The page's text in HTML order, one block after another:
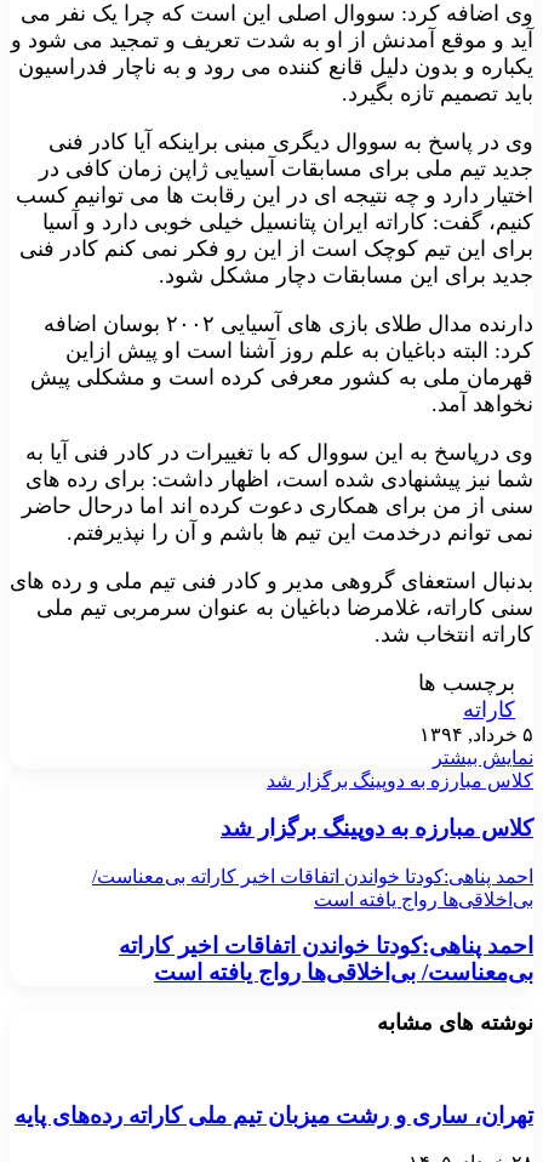
وی اضافه کرد: سووال اصلی این است که چرا یک نفر می
آید و موقع آمدنش از او به شدت تعریف و تمجید می شود و
یکباره و بدون دلیل قانع کننده می رود و به ناچار فدراسیون
باید تصمیم تازه بگیرد.
وی در پاسخ به سووال دیگری مبنی براینکه آیا کادر فنی
جدید تیم ملی برای مسابقات آسیایی ژاپن زمان کافی در
اختیار دارد و چه نتیجه ای در این رقابت ها می توانیم کسب
کنیم، گفت: کاراته ایران پتانسیل خیلی خوبی دارد و آسیا
برای این تیم کوچک است از این رو فکر نمی کنم کادر فنی
جدید برای این مسابقات دچار مشکل شود.
دارنده مدال طلای بازی های آسیایی ۲۰۰۲ بوسان اضافه
کرد: البته دباغیان به علم روز آشنا است او پیش ازاین
قهرمان ملی به کشور معرفی کرده است و مشکلی پیش
نخواهد آمد.
وی درپاسخ به این سووال که با تغییرات در کادر فنی آیا به
شما نیز پیشنهادی شده است، اظهار داشت: برای رده های
سنی از من برای همکاری دعوت کرده اند اما درحال حاضر
نمی توانم درخدمت این تیم ها باشم و آن را نپذیرفتم.
بدنبال استعفای گروهی مدیر و کادر فنی تیم ملی و رده های
سنی کاراته، غلامرضا دباغیان به عنوان سرمربی تیم ملی
کاراته انتخاب شد.
برچسب ها
کاراته
۵ خرداد, ۱۳۹۴
نمایش بیشتر
كلاس مبارزه به دوپينگ برگزار شد
كلاس مبارزه به دوپينگ برگزار شد
احمد پناهی:کودتا خواندن اتفاقات اخیر کاراته بی‌معناست/
بی‌اخلاقی‌ها رواج یافته است
احمد پناهی:کودتا خواندن اتفاقات اخیر کاراته
بی‌معناست/ بی‌اخلاقی‌ها رواج یافته است
نوشته های مشابه
تهران، ساری و رشت میزبان تیم ملی کاراته رده‌های پایه